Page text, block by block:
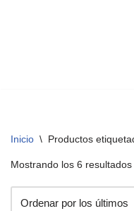
Inicio \ Productos
Mostrando los 6 resultados